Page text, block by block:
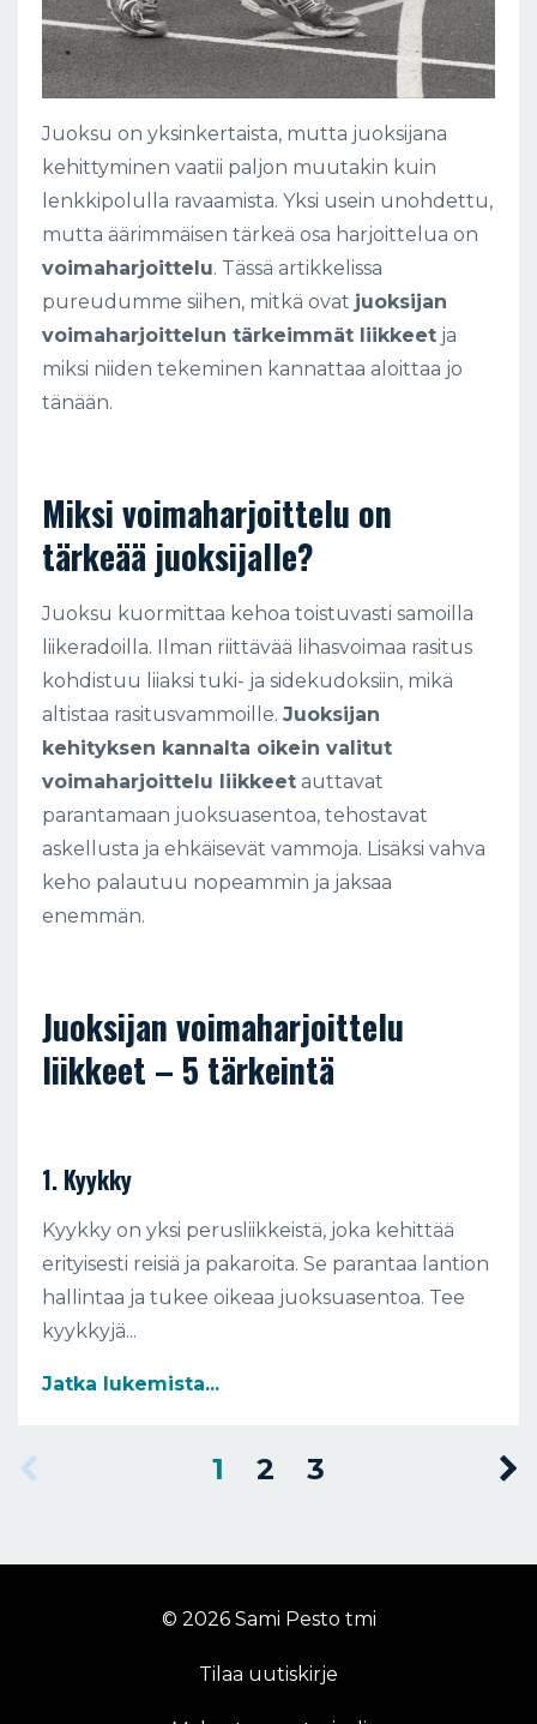
Juoksu on yksinkertaista, mutta juoksijana
kehittyminen vaatii paljon muutakin kuin
lenkkipolulla ravaamista. Yksi usein unohdettu,
mutta äärimmäisen tärkeä osa harjoittelua on
voimaharjoittelu. Tässä artikkelissa
pureudumme siihen, mitkä ovat juoksijan
voimaharjoittelun tärkeimmät liikkeet ja
miksi niiden tekeminen kannattaa aloittaa jo
tänään.
Miksi voimaharjoittelu on
tärkeää juoksijalle?
Juoksu kuormittaa kehoa toistuvasti samoilla
liikeradoilla. Ilman riittävää lihasvoimaa rasitus
kohdistuu liiaksi tuki- ja sidekudoksiin, mikä
altistaa rasitusvammoille. Juoksijan
kehityksen kannalta oikein valitut
voimaharjoittelu liikkeet auttavat
parantamaan juoksuasentoa, tehostavat
askellusta ja ehkäisevät vammoja. Lisäksi vahva
keho palautuu nopeammin ja jaksaa
enemmän.
Juoksijan voimaharjoittelu
liikkeet – 5 tärkeintä
1. Kyykky
Kyykky on yksi perusliikkeistä, joka kehittää
erityisesti reisiä ja pakaroita. Se parantaa lantion
hallintaa ja tukee oikeaa juoksuasentoa. Tee
kyykkyjä...
Jatka lukemista...
1 2 3
© 2026 Sami Pesto tmi
Tilaa uutiskirje